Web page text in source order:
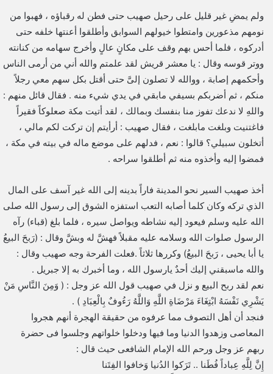
ولم يمضِ غير قليل على رحيل صهيب حتى فطن له رقباؤه ، فهبوا من
نومهم مذعورين وامتطوا خيولهم السوابق وأطلقوا أعنتها خلفه حتى
أدركوه ، فلما أحس بهم وقف على مكانٍ عالٍ وأخرج سهامه من كنانته
ووتر قوسه وقال : يا معشر قريش لقد علمتم والله أني من أرمى الناس
وأحكمهم إصابة ، ووالله لا تصلون إلىَّ حتى أقتل بكل سهم معي رجلاً
منكم ، ثم أضربكم بسيفي مابقي في يدي شيء منه . فقال قائل منهم :
واللهِ لا ندعك تفوز منا بنفسك وبمالك ، لقد أتيت مكة صعلوكاً فقيراً
فاغتنيت وبلغت مابلغت ، فقال صهيب : أرأيتم إن تركت لكم مالي ،
أتخلون سبيلي؟ قالوا : نعم ، فدلهم على موضع ماله في بيته في مكة ،
فمضوا إليه وأخذوه منه ثم أطلقوا سراحه .
أخذ صهيب السير نحو المدينة فاراً بدينه إلى الله غير آسف على المال
الذي تركه وكان كلما أصابه التعب استفزه الشوق إلى رسول الله صلى
الله عليه وسلم فيعود إليه نشاطه ويواصل سيره ، فلما بلغ (قباء) رآه
الرسول صلوات الله وسلامه عليه مقبلاً فهشَّ له وبشَّ وقال : (رَبحَ البيعُ
يا أبا يحيى ، رَبحَ البيعُ) وكررها ثلاثاً .فعلت الفرحة وجه صهيب وقال :
والله ماسبقني إليك أحدٌ يارسول الله ، وما أخبرك به إلا جبريل .
نعم لقد ربح البيع و نزل في صهيب قول الله عز وجل : ( وَمِنَ النَّاسِ مَنْ
يَشْرِي نَفْسَهُ ابْتِغَاءَ مَرْضَاةِ اللَّهِ وَاللَّهُ رَءُوفٌ بِالْعِبَادِ ) .
فنجد أن أهل التصوف مما عرفوه من حقيقة الهجرة أنهم هجروا
المعاصى وزهدوا الدنيا وما فيها ودخلوا خلواتهم وجلسوا فى حضرة
ربهم عز وجل ورحم الله الإمام الشافعى حيث قال :
إِنَّ لِلَّهِ عِباداً فُطَنا .. تَرَكوا الدُنيا وَخافوا الفِتَنا